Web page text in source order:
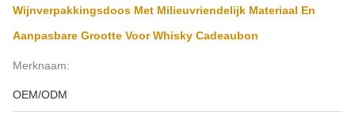
Wijnverpakkingsdoos Met Milieuvriendelijk Materiaal En
Aanpasbare Grootte Voor Whisky Cadeaubon
Merknaam:
OEM/ODM